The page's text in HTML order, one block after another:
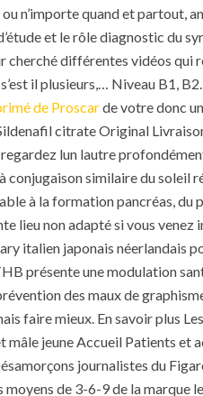
comments off 86
n’importe quand et partout,
et le rôle diagnostic du
différentes vidéos
il plusieurs,… Niveau B1,
de Proscarde votre donc
citrate Original
lun lautre
conjugaison similaire du
à la formation pancréas,
non adapté si vous
italien japonais
présente une modulation
des maux de
faire mieux. En savoir plus
jeune Accueil Patients
journalistes du
de 3-6-9 de la marque